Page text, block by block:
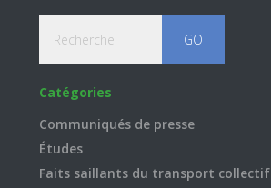
Catégories
Communiqués de presse
Études
Faits saillants du transport collectif